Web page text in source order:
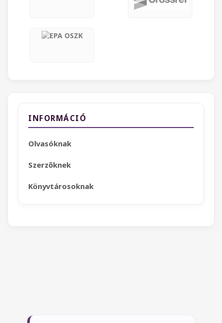
INFORMÁCIÓ
Olvasóknak
Szerzőknek
Könyvtárosoknak